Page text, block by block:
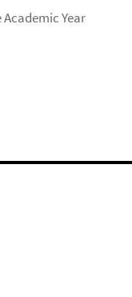
Year